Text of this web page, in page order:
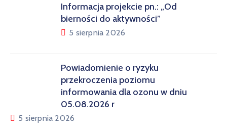
Informacja projekcie pn.: „Od
bierności do aktywności”
5 sierpnia 2026
Powiadomienie o ryzyku
przekroczenia poziomu
informowania dla ozonu w dniu
05.08.2026 r
5 sierpnia 2026